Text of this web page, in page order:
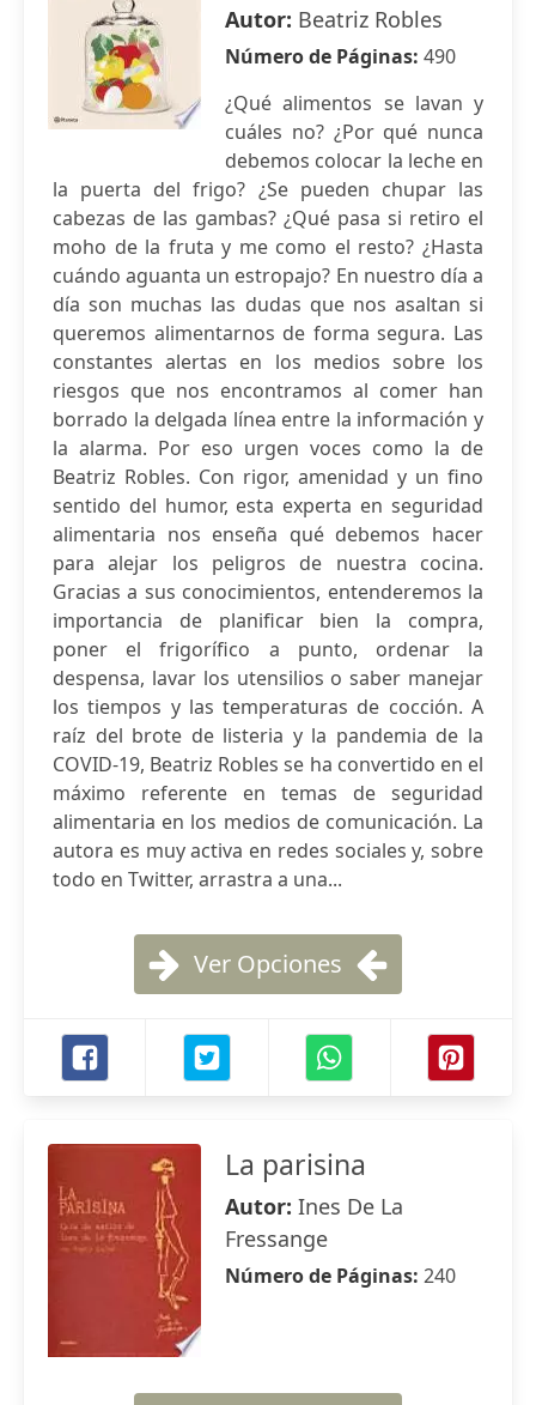
Autor: Beatriz Robles
Número de Páginas: 490
¿Qué alimentos se lavan y
cuáles no? ¿Por qué nunca
debemos colocar la leche en
la puerta del frigo? ¿Se pueden chupar las
cabezas de las gambas? ¿Qué pasa si retiro el
moho de la fruta y me como el resto? ¿Hasta
cuándo aguanta un estropajo? En nuestro día a
día son muchas las dudas que nos asaltan si
queremos alimentarnos de forma segura. Las
constantes alertas en los medios sobre los
riesgos que nos encontramos al comer han
borrado la delgada línea entre la información y
la alarma. Por eso urgen voces como la de
Beatriz Robles. Con rigor, amenidad y un fino
sentido del humor, esta experta en seguridad
alimentaria nos enseña qué debemos hacer
para alejar los peligros de nuestra cocina.
Gracias a sus conocimientos, entenderemos la
importancia de planificar bien la compra,
poner el frigorífico a punto, ordenar la
despensa, lavar los utensilios o saber manejar
los tiempos y las temperaturas de cocción. A
raíz del brote de listeria y la pandemia de la
COVID-19, Beatriz Robles se ha convertido en el
máximo referente en temas de seguridad
alimentaria en los medios de comunicación. La
autora es muy activa en redes sociales y, sobre
todo en Twitter, arrastra a una...
Ver Opciones
La parisina
Autor: Ines De La
Fressange
Número de Páginas: 240